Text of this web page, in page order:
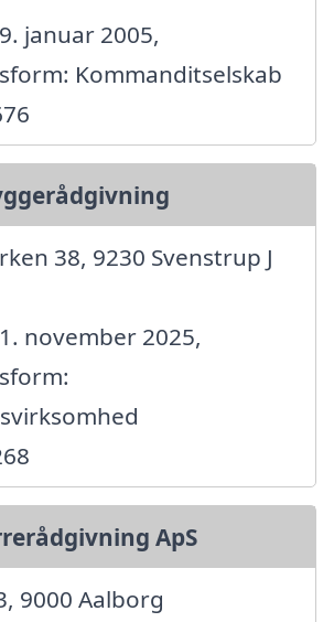
januar 2005,
Kommanditselskab
38, 9230 Svenstrup J
november 2025,
ApS
9000 Aalborg